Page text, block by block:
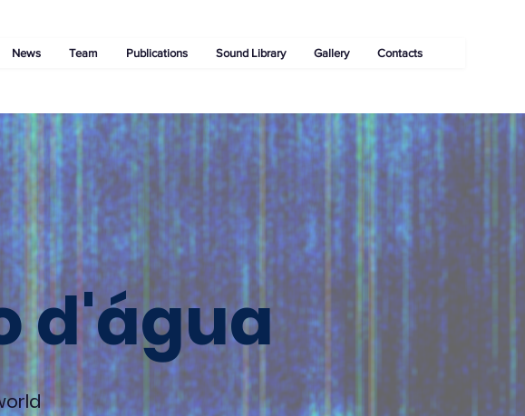
News Team Publications Sound Library Gallery Contacts
d'água